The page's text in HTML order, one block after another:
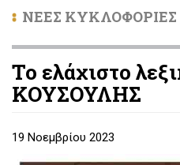
ΝΕΕΣ ΚΥΚΛΟΦΟΡΙΕΣ
Το ελάχιστο
ΚΟΥΣΟΥΛΗΣ
19 Νοεμβρίου 2023